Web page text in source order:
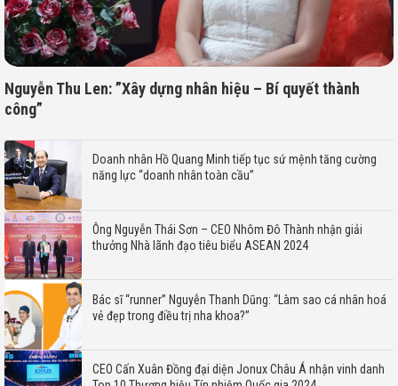
Nguyễn Thu Len: ”Xây dựng nhân hiệu – Bí quyết thành
công”
Doanh nhân Hồ Quang Minh tiếp tục sứ mệnh tăng cường
năng lực “doanh nhân toàn cầu”
Ông Nguyễn Thái Sơn – CEO Nhôm Đô Thành nhận giải
thưởng Nhà lãnh đạo tiêu biểu ASEAN 2024
Bác sĩ “runner” Nguyễn Thanh Dũng: “Làm sao cá nhân hoá
vẻ đẹp trong điều trị nha khoa?”
CEO Cấn Xuân Đồng đại diện Jonux Châu Á nhận vinh danh